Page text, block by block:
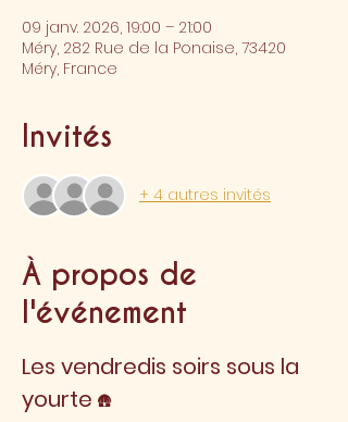
09 janv. 2026, 19:00 – 21:00
Méry, 282 Rue de la Ponaise, 73420
Méry, France
Invités
+ 4 autres invités
À propos de
l'événement
Les vendredis soirs sous la
yourte 🛖